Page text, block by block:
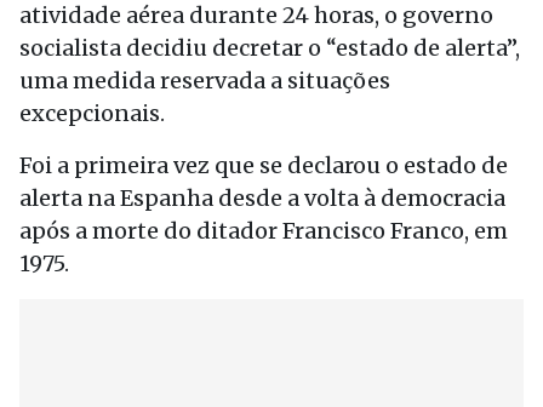
atividade aérea durante 24 horas, o governo
socialista decidiu decretar o “estado de alerta”,
uma medida reservada a situações
excepcionais.
Foi a primeira vez que se declarou o estado de
alerta na Espanha desde a volta à democracia
após a morte do ditador Francisco Franco, em
1975.